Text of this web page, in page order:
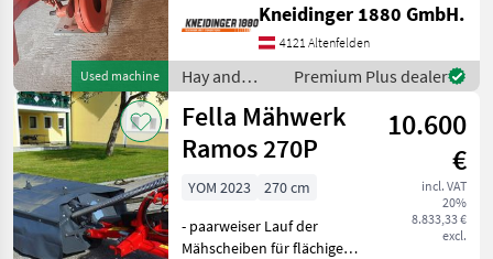
Used machine
Kneidinger 1880 GmbH.
4121 Altenfelden
Hay and
forage
equipment /
Fella
Premium Plus dealer
Fella Mähwerk
Ramos 270P
10.600
€
incl. VAT
20%
8.833,33 €
excl.
YOM 2023
270 cm
- paarweiser Lauf der
Mähscheiben für flächige